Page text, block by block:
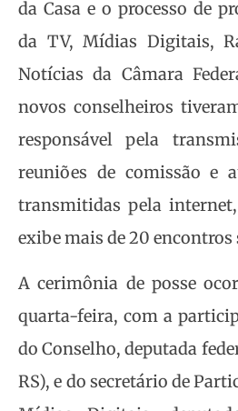
da Casa e o processo de
da TV, Mídias Digitais,
Notícias da Câmara
novos conselheiros
responsável pela
reuniões de comissão e
transmitidas pela
exibe mais de 20
A cerimônia de posse
quarta-feira, com a
do Conselho, deputada
RS), e do secretário de